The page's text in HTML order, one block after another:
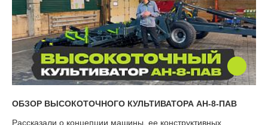
ОБЗОР ВЫСОКОТОЧНОГО КУЛЬТИВАТОРА АН-8-ПАВ
Рассказали о концепции машины, ее конструктивных